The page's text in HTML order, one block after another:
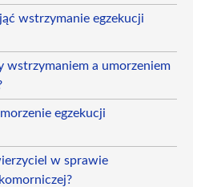
wstrzymanie egzekucji
wstrzymaniem a umorzeniem
egzekucji
w sprawie